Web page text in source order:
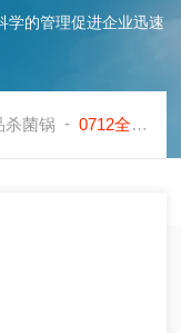
学的管理促进企业迅速
杀菌锅 - 0712全自动植物蛋白饮料杀菌釜，食品机械厂家